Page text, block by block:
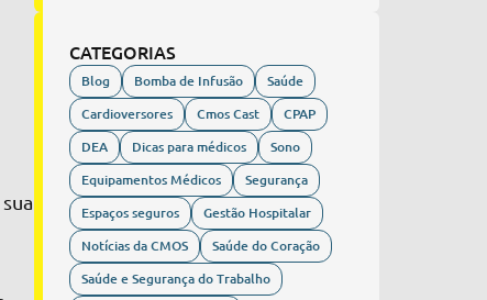
CATEGORIAS
Blog Bomba de Infusão
Saúde
Cardioversores
Cmos Cast
CPAP
DEA
Dicas para médicos
Sono
Equipamentos Médicos
Segurança
Espaços seguros
Gestão Hospitalar
Notícias da CMOS
Saúde do Coração
Saúde e Segurança do Trabalho